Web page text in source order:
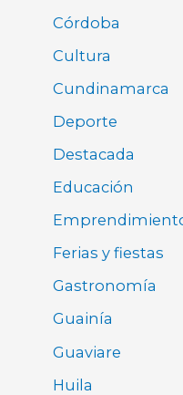
Córdoba
Cultura
Cundinamarca
Deporte
Destacada
Educación
Ferias y fiestas
Gastronomía
Guainía
Guaviare
Huila